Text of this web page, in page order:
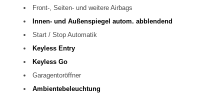
Front-, Seiten- und weitere Airbags
Innen- und Außenspiegel autom. abblendend
Start / Stop Automatik
Keyless Entry
Keyless Go
Garagentoröffner
Ambientebeleuchtung